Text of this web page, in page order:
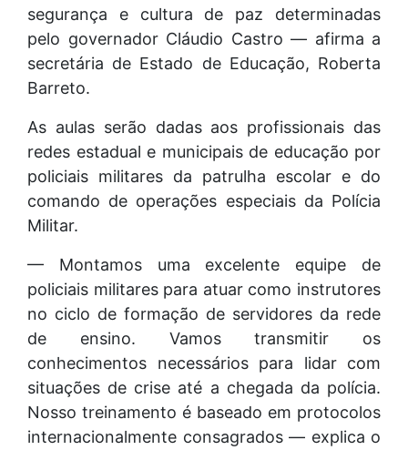
segurança e cultura de paz determinadas
pelo governador Cláudio Castro — afirma a
secretária de Estado de Educação, Roberta
Barreto.
As aulas serão dadas aos profissionais das
redes estadual e municipais de educação por
policiais militares da patrulha escolar e do
comando de operações especiais da Polícia
Militar.
— Montamos uma excelente equipe de
policiais militares para atuar como instrutores
no ciclo de formação de servidores da rede
de ensino. Vamos transmitir os
conhecimentos necessários para lidar com
situações de crise até a chegada da polícia.
Nosso treinamento é baseado em protocolos
internacionalmente consagrados — explica o